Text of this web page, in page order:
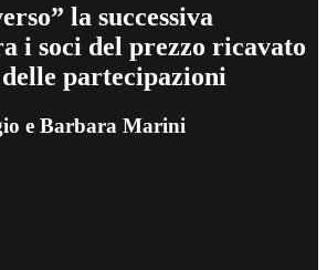
la successiva
i soci del prezzo ricavato
delle partecipazioni
e Barbara Marini